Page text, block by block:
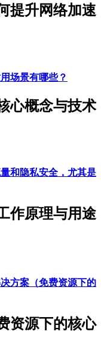
提升网络加速
场景有哪些？
心概念与技术
和隐私安全，尤其是
作原理与用途
方案（免费资源下的
资源下的核心